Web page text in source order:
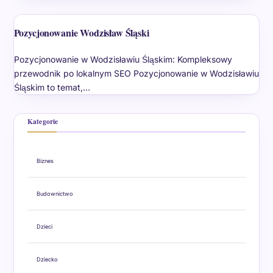
Pozycjonowanie Wodzisław Śląski
Pozycjonowanie w Wodzisławiu Śląskim: Kompleksowy
przewodnik po lokalnym SEO Pozycjonowanie w Wodzisławiu
Śląskim to temat,…
Kategorie
Biznes
Budownictwo
Dzieci
Dziecko